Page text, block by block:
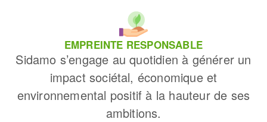
EMPREINTE RESPONSABLE
Sidamo s’engage au quotidien à générer un
impact sociétal, économique et
environnemental positif à la hauteur de ses
ambitions.